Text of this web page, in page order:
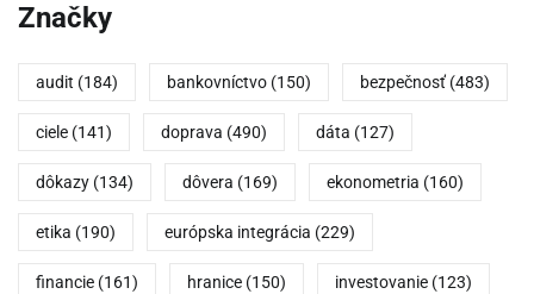
Značky
audit (184) bankovníctvo (150) bezpečnosť (483)
ciele (141) doprava (490) dáta (127)
dôkazy (134) dôvera (169) ekonometria (160)
etika (190) európska integrácia (229)
financie (161) hranice (150) investovanie (123)